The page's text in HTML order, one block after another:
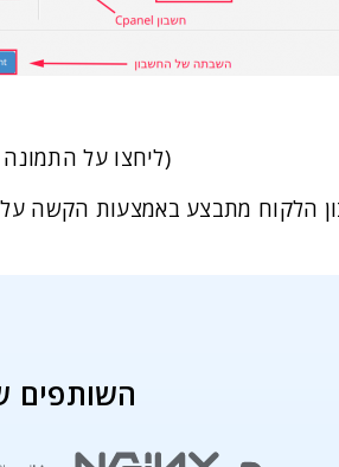
(ליחצו על
הלקוח מתבצע באמצעות הקשה
השותפים